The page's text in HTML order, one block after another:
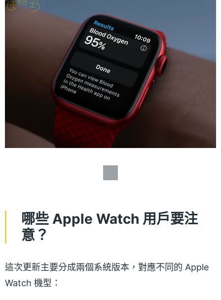
哪些 Apple Watch 用戶要注
意？
這次更新主要分成兩個系統版本，對應不同的 Apple
Watch 機型：